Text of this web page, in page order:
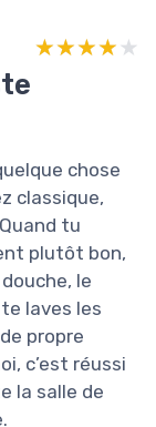
★★★★★
★★★★★
chose
classique,
tu
plutôt bon,
le
laves les
propre
c’est réussi
la salle de